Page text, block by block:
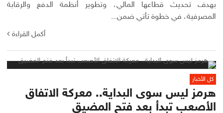
بهدف تحديث قطاعها المالي، وتطوير أنظمة الدفع والرقابة
المصرفية، في خطوة تأتي ضمن...
أكمل القراءة
كل الأخبار
هرمز ليس سوى البداية.. معركة الاتفاق
الأصعب تبدأ بعد فتح المضيق